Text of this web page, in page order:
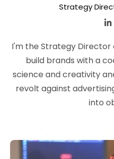
Strategy
I'm the Strategy Director
build brands with a
science and creativity
revolt against
into